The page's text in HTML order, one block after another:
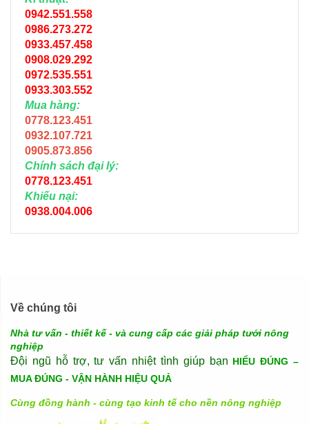
0942.551.558
0986.273.272
0933.457.458
0908.029.292
0972.535.551
0933.303.552
Mua hàng:
0778.123.451
0932.107.721
0905.873.856
Chính sách đại lý:
0778.123.451
Khiếu nại:
0938.004.006
Về chúng tôi
Nhà tư vấn - thiết kế - và cung cấp các giải pháp tưới nông
nghiệp
Đội ngũ hỗ trợ, tư vấn nhiệt tình giúp bạn HIỂU ĐÚNG –
MUA ĐÚNG - VẬN HÀNH HIỆU QUẢ
Cùng đồng hành - cùng tạo kinh tế cho nền nông nghiệp